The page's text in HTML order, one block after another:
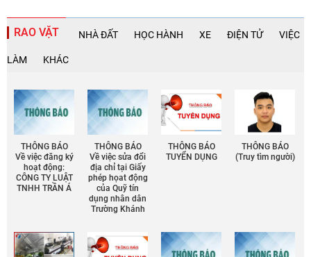
RAO VẶT NHÀ ĐẤT HỌC HÀNH XE ĐIỆN TỬ VIỆC
LÀM KHÁC
THÔNG BÁO
Về việc đăng ký
hoạt động:
CÔNG TY LUẬT
TNHH TRẦN Á
THÔNG BÁO
Về việc sửa đổi
địa chỉ tại Giấy
phép họat động
của Quỹ tín
dụng nhân dân
Trường Khánh
THÔNG BÁO
TUYỂN DỤNG
THÔNG BÁO
(Truy tìm người)